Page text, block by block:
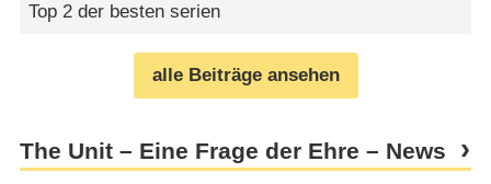
Top 2 der besten serien
alle Beiträge ansehen
The Unit – Eine Frage der Ehre – News